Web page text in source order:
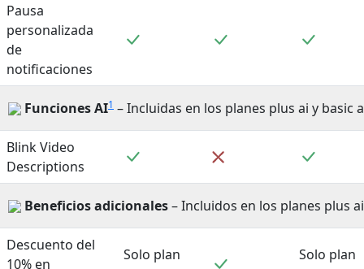
Pausa
personalizada
de
notificaciones
Funciones AI1 – Incluidas en los planes plus ai y basic
Blink Video
Descriptions
Beneficios adicionales– Incluidos en los planes plus
Descuento del
10% en
Solo plan
Solo plan